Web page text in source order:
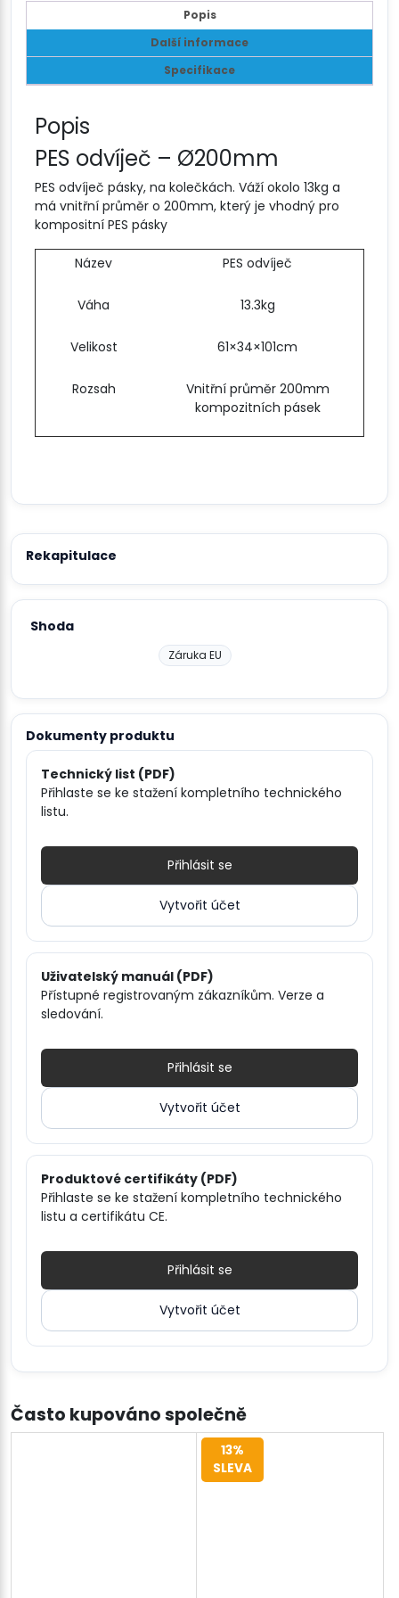
Popis
Další informace
Specifikace
Popis
PES odvíječ – Ø200mm
PES odvíječ pásky, na kolečkách. Váží okolo 13kg a
má vnitřní průměr o 200mm, který je vhodný pro
kompositní PES pásky
Název PES odvíječ
Váha 13.3kg
Velikost 61×34×101cm
Rozsah
Vnitřní průměr 200mm
kompozitních pásek
Rekapitulace
Shoda
Záruka EU
Dokumenty produktu
Technický list (PDF)
Přihlaste se ke stažení kompletního technického
listu.
Přihlásit se
Vytvořit účet
Uživatelský manuál (PDF)
Přístupné registrovaným zákazníkům. Verze a
sledování.
Přihlásit se
Vytvořit účet
Produktové certifikáty (PDF)
Přihlaste se ke stažení kompletního technického
listu a certifikátu CE.
Přihlásit se
Vytvořit účet
Často kupováno společně
13%
SLEVA